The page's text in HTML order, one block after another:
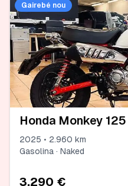
Gairebé nou
Honda Monkey 125
2025 • 2.960 km
Gasolina · Naked
3.290 €